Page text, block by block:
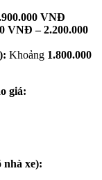
VNĐ
VNĐ – 2.200.000
Khoảng 1.800.000
giá:
nhà xe):